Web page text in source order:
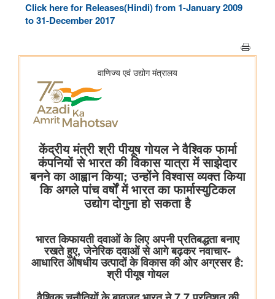
Click here for Releases(Hindi) from 1-January 2009
to 31-December 2017